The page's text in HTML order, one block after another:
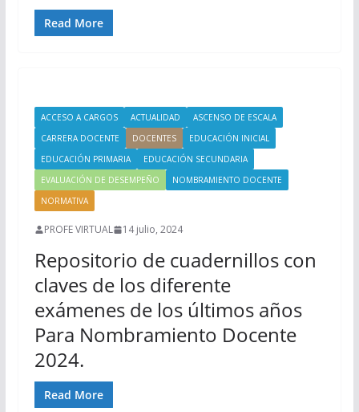
Read More
ACCESO A CARGOS ACTUALIDAD
ASCENSO DE ESCALA
CARRERA DOCENTE
DOCENTES
EDUCACIÓN INICIAL
EDUCACIÓN PRIMARIA
EDUCACIÓN SECUNDARIA
EVALUACIÓN DE DESEMPEÑO
NOMBRAMIENTO DOCENTE
NORMATIVA
PROFE VIRTUAL 14 julio, 2024
Repositorio de cuadernillos con
claves de los diferente
exámenes de los últimos años
Para Nombramiento Docente
2024.
Read More